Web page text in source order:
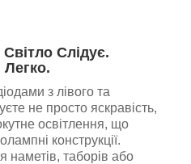
Слідує.
з лівого та
не просто яскравість,
освітлення, що
конструкції.
наметів, таборів або